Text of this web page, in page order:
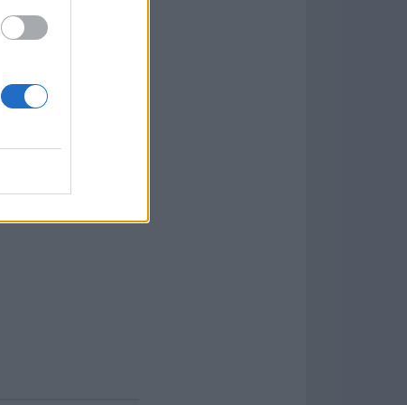
tanto para